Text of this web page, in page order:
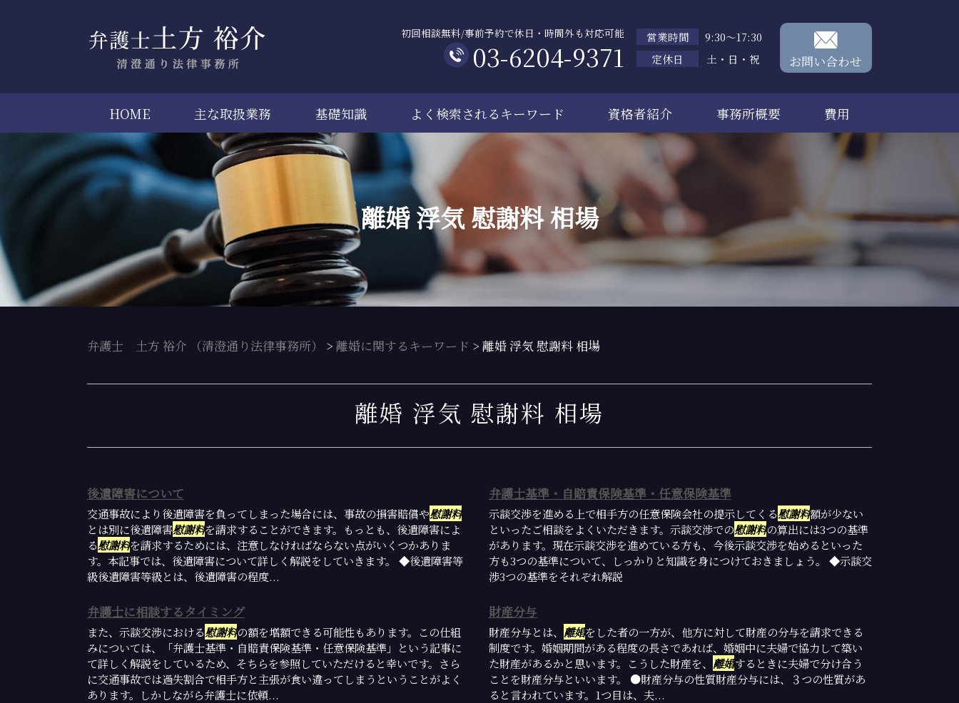
離婚 浮気 慰謝料 相場
初回相談無料/事前予約で休日・時間外も対応可能
03-6204-9371
営業時間
9:30～17:30
定休日
土・日・祝 お問い合わせ
HOME 主な取扱業務 基礎知識 よく検索されるキーワード 資格者紹介 事務所概要 費用
弁護士 土方 裕介 （清澄通り法律事務所） > 離婚に関するキーワード > 離婚 浮気 慰謝料 相場
離婚 浮気 慰謝料 相場
後遺障害について
交通事故により後遺障害を負ってしまった場合には、事故の損害賠償や慰謝料
とは別に後遺障害慰謝料を請求することができます。もっとも、後遺障害によ
る慰謝料を請求するためには、注意しなければならない点がいくつかありま
す。本記事では、後遺障害について詳しく解説をしていきます。 ◆後遺障害等
級後遺障害等級とは、後遺障害の程度...
弁護士基準・自賠責保険基準・任意保険基準
示談交渉を進める上で相手方の任意保険会社の提示してくる慰謝料額が少ない
といったご相談をよくいただきます。示談交渉での慰謝料の算出には3つの基準
があります。現在示談交渉を進めている方も、今後示談交渉を始めるといった
方も3つの基準について、しっかりと知識を身につけておきましょう。 ◆示談交
渉3つの基準をそれぞれ解説
弁護士に相談するタイミング
また、示談交渉における慰謝料の額を増額できる可能性もあります。この仕組
みについては、「弁護士基準・自賠責保険基準・任意保険基準」という記事に
て詳しく解説をしているため、そちらを参照していただけると幸いです。さら
に交通事故では過失割合で相手方と主張が食い違ってしまうということがよく
あります。しかしながら弁護士に依頼...
財産分与
財産分与とは、 離婚をした者の一方が、他方に対して財産の分与を請求できる
制度です。婚姻期間がある程度の長さであれば、婚姻中に夫婦で協力して築い
た財産があるかと思います。こうした財産を、 離婚するときに夫婦で分け合う
ことを財産分与といいます。 ●財産分与の性質財産分与には、３つの性質があ
ると言われています。1つ目は、夫...